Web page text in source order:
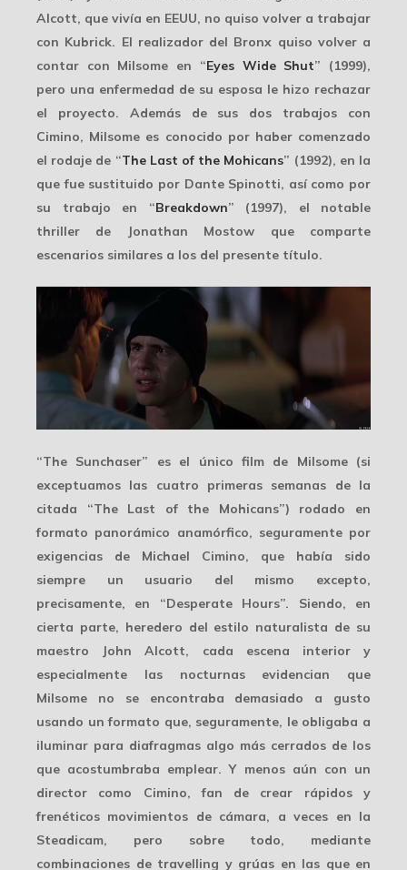
Alcott, que vivía en EEUU, no quiso volver a trabajar
con Kubrick. El realizador del Bronx quiso volver a
contar con Milsome en “Eyes Wide Shut” (1999),
pero una enfermedad de su esposa le hizo rechazar
el proyecto. Además de sus dos trabajos con
Cimino, Milsome es conocido por haber comenzado
el rodaje de “The Last of the Mohicans” (1992), en la
que fue sustituido por Dante Spinotti, así como por
su trabajo en “Breakdown” (1997), el notable
thriller de
Jonathan Mostow que comparte
escenarios similares a los del presente título.
“The Sunchaser” es el único film de Milsome (si
exceptuamos las cuatro primeras semanas de la
citada “The Last of the Mohicans”) rodado en
formato panorámico anamórfico, seguramente por
exigencias de Michael Cimino, que había sido
siempre un usuario del mismo excepto,
precisamente, en “Desperate Hours”. Siendo, en
cierta parte, heredero del estilo naturalista de su
maestro John Alcott, cada escena interior y
especialmente las nocturnas evidencian que
Milsome no se encontraba demasiado a gusto
usando un formato que, seguramente, le obligaba a
iluminar para diafragmas algo más cerrados de los
que acostumbraba emplear. Y menos aún con un
director como Cimino, fan de crear rápidos y
frenéticos movimientos de cámara, a veces en la
Steadicam, pero sobre todo, mediante
combinaciones de travelling y grúas en las que en